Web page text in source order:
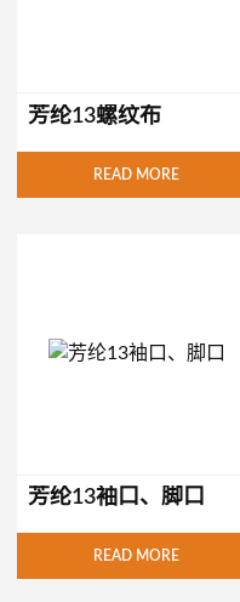
READ MORE
芳纶13螺纹布
READ MORE
芳纶13袖口、脚口